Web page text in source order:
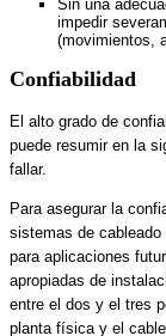
Sin una
impedir
(movimientos,
Confiabilidad
El alto grado de
puede resumir en la
fallar.
Para asegurar la
sistemas de cableado
para aplicaciones
apropiadas de
entre el dos y el tres
planta física y el